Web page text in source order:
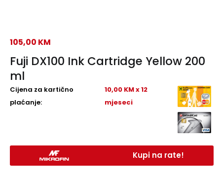
Fuji DX100 Ink Cartridge Yellow 200
ml
105,00 KM
Cijena za kartično
plaćanje:
10,00 KM x 12
mjeseci
Kupi na rate!